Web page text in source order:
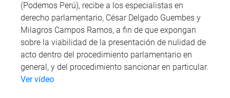
(Podemos Perú), recibe a los especialistas en
derecho parlamentario, César Delgado Guembes y
Milagros Campos Ramos, a fin de que expongan
sobre la viabilidad de la presentación de nulidad de
acto dentro del procedimiento parlamentario en
general, y del procedimiento sancionar en particular.
Ver vídeo